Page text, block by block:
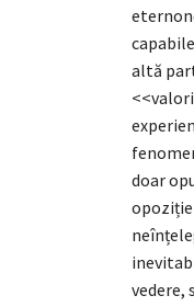
altă
doar
opoziție
vedere,